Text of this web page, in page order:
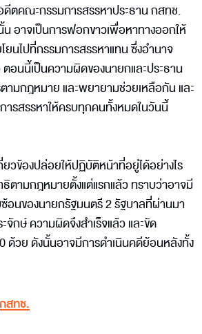
ดีตคณะกรรมการสรรหาประธาน กสทช.
อาจเป็นการฟอกขาวเพื่อหาทางออกให้
ยนไปที่กรรมการสรรหาแทน ซึ่งอำนาจ
อนนี้เป็นความผิดของนายกและประธาน
ามกฎหมาย และพยายามช่วยเหลือกัน และ
ารสรรหาให้ครบทุกคนทั้งหมดในวันนี้
วข้องปล่อยให้ปฏิบัติหน้าที่อยู่ได้อย่างไร
ตามกฎหมายตั้งแต่แรกแล้ว ทราบว่าอาจมี
ซ้อนของนายกรัฐมนตรี 2 รัฐบาลที่ผ่านมา
จักษ์ ความผิดจึงสำเร็จแล้ว และขัด
ด้วย ดังนั้นอาจมีการดำเนินคดีย้อนหลังทั้ง
กสทช.